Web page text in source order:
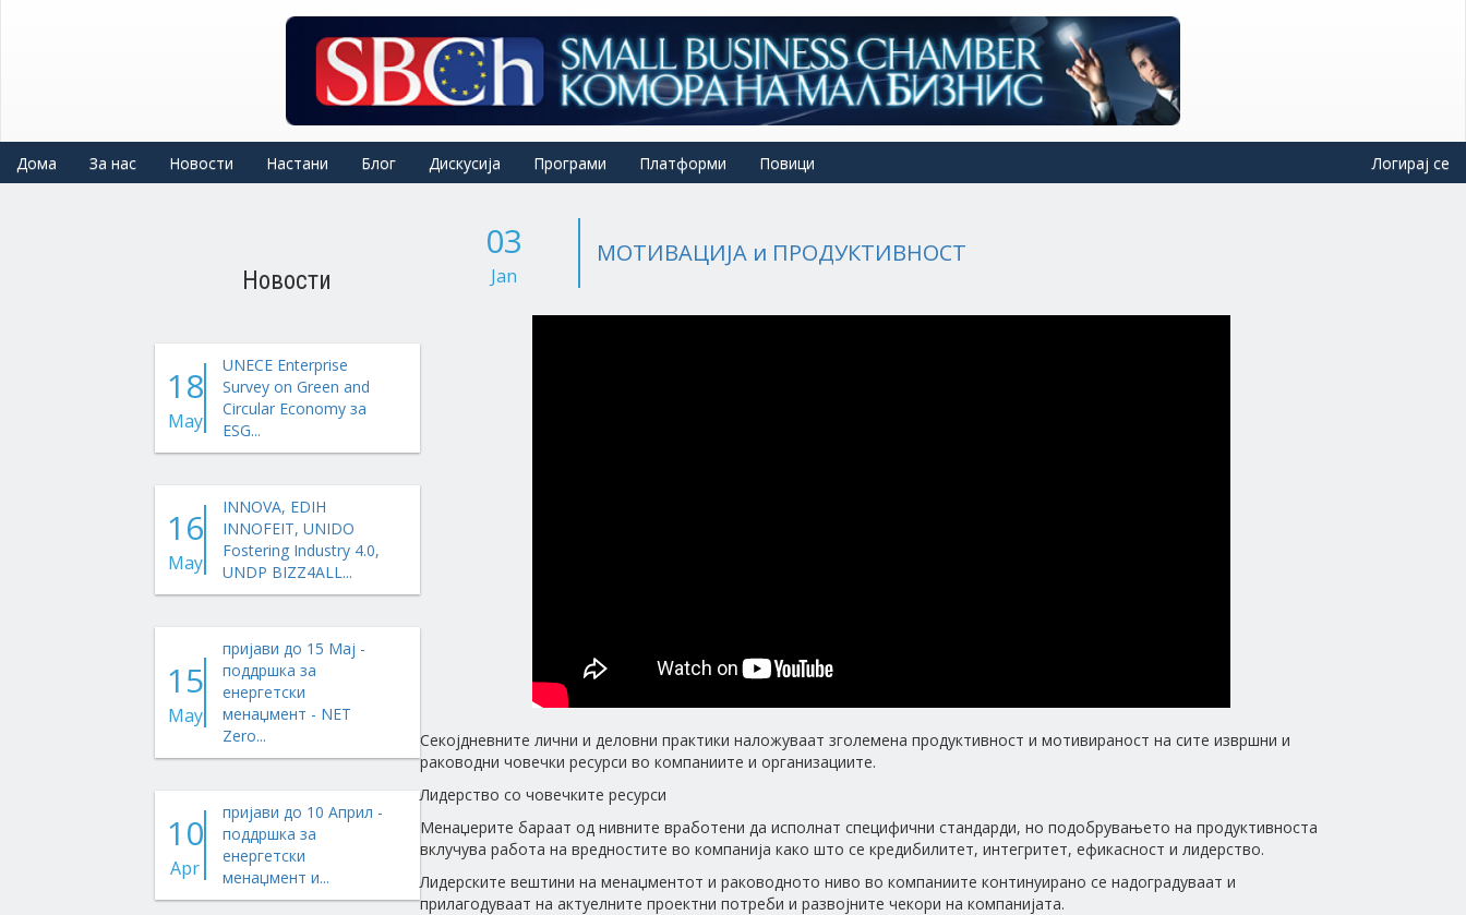
Дома За нас Новости Настани Блог Дискусија Програми Платформи Повици Логирај се
Новости
18
May
UNECE Enterprise
Survey on Green and
Circular Economy за
ESG...
16
May
INNOVA, EDIH
INNOFEIT, UNIDO
Fostering Industry 4.0,
UNDP BIZZ4ALL...
15
May
пријави до 15 Мај -
поддршка за
енергетски
менаџмент - NET
Zero...
10
Apr
пријави до 10 Април -
поддршка за
енергетски
менаџмент и...
03
Jan
МОТИВАЦИЈА и ПРОДУКТИВНОСТ
Секојдневните лични и деловни практики наложуваат зголемена продуктивност и мотивираност на сите извршни и
раководни човечки ресурси во компаниите и организациите.
Лидерство со човечките ресурси
Менаџерите бараат од нивните вработени да исполнат специфични стандарди, но подобрувањето на продуктивноста
вклучува работа на вредностите во компанија како што се кредибилитет, интегритет, ефикасност и лидерство.
Лидерските вештини на менаџментот и раководното ниво во компаниите континуирано се надоградуваат и
прилагодуваат на актуелните проектни потреби и развојните чекори на компанијата.